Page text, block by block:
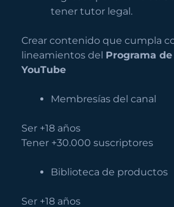
tener tutor legal.
Crear contenido que cumpla
lineamientos del Programa
YouTube
Membresías del canal
Ser +18 años
Tener +30.000 suscriptores
Biblioteca de productos
Ser +18 años